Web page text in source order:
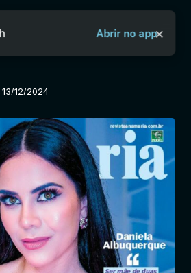
Sobre o Aya Bancah
Início
Revistas
Jornais
Abrir no app×
13/12/2024